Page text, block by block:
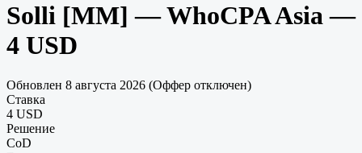
Solli [MM] — WhoCPA Asia —
4 USD
Обновлен 8 августа 2026 (Оффер отключен)
Ставка
4 USD
Решение
CoD